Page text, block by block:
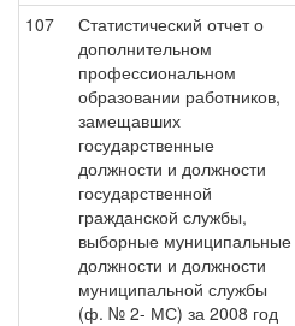
107
Статистический отчет о
дополнительном
профессиональном
образовании работников,
замещавших
государственные
должности и должности
государственной
гражданской службы,
выборные муниципальные
должности и должности
муниципальной службы
(ф. № 2- МС) за 2008 год